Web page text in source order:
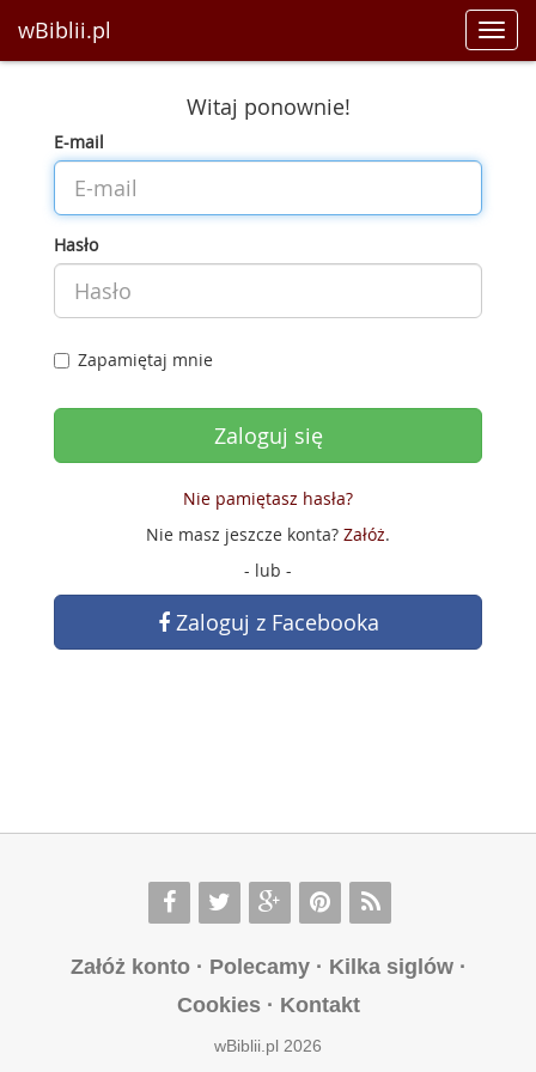
wBiblii.pl
Witaj ponownie!
E-mail
Hasło
Zapamiętaj mnie
Nie pamiętasz hasła?
Nie masz jeszcze konta? Załóż.
- lub -
Zaloguj z Facebooka
Załóż konto· Polecamy· Kilka siglów·
Cookies· Kontakt
wBiblii.pl 2026